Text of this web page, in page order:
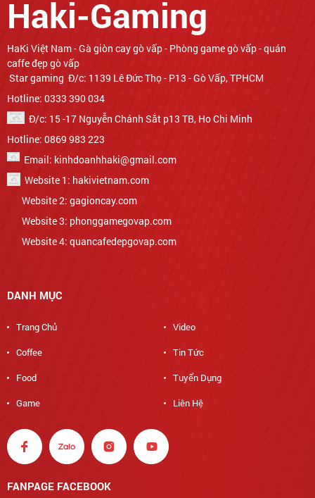
Haki-Gaming
Star gaming Đ/c: 1139 Lê Đức Thọ - P13 - Gò Vấp, TPHCM
Hotline: 0333 390 034
Đ/c: 15 -17 Nguyễn Chánh Sắt p13 TB, Ho Chi Minh
Hotline: 0869 983 223
Email: kinhdoanhhaki@gmail.com
Website 1: hakivietnam.com
Website 2: gagioncay.com
Website 3: phonggamegovap.com
Website 4: quancafedepgovap.com
DANH MỤC
Trang Chủ
Video
Coffee
Tin Tức
Food
Tuyển Dụng
Game
Liên Hệ
FANPAGE FACEBOOK